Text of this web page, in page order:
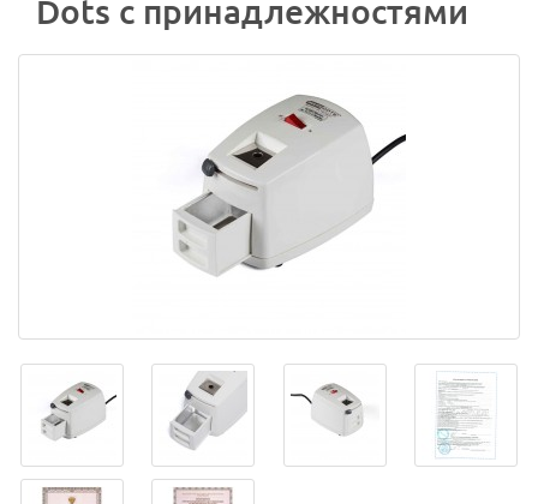
Dots с принадлежностями